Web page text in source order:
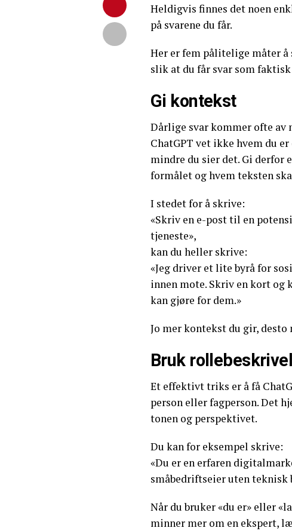
Heldigvis finnes det noen
på svarene du får.
Her er fem pålitelige måter å
slik at du får svar som
Gi kontekst
Dårlige svar kommer ofte av
ChatGPT vet ikke hvem du
mindre du sier det. Gi derfor
formålet og hvem teksten
I stedet for å skrive:
«Skriv en e-post til en
tjeneste»,
kan du heller skrive:
«Jeg driver et lite byrå for
innen mote. Skriv en kort og
kan gjøre for dem.»
Jo mer kontekst du gir,
Bruk
Et effektivt triks er å få
person eller fagperson. Det
tonen og perspektivet.
Du kan for eksempel skrive:
«Du er en erfaren
småbedriftseier uten teknisk
Når du bruker «du er» eller
minner mer om en ekspert,